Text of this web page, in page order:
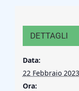
DETTAGLI
Data:
22 Febbraio 2023
Ora: